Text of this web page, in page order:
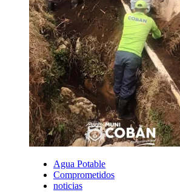
Agua Potable
Comprometidos
noticias